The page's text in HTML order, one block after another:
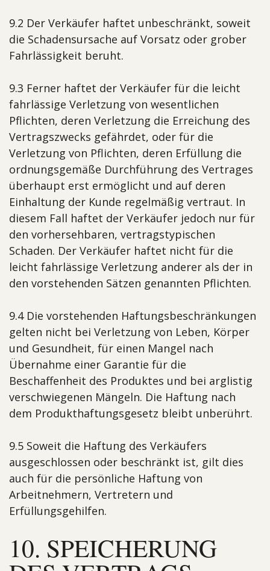
9.2 Der Verkäufer haftet unbeschränkt, soweit
die Schadensursache auf Vorsatz oder grober
Fahrlässigkeit beruht.
9.3 Ferner haftet der Verkäufer für die leicht
fahrlässige Verletzung von wesentlichen
Pflichten, deren Verletzung die Erreichung des
Vertragszwecks gefährdet, oder für die
Verletzung von Pflichten, deren Erfüllung die
ordnungsgemäße Durchführung des Vertrages
überhaupt erst ermöglicht und auf deren
Einhaltung der Kunde regelmäßig vertraut. In
diesem Fall haftet der Verkäufer jedoch nur für
den vorhersehbaren, vertragstypischen
Schaden. Der Verkäufer haftet nicht für die
leicht fahrlässige Verletzung anderer als der in
den vorstehenden Sätzen genannten Pflichten.
9.4 Die vorstehenden Haftungsbeschränkungen
gelten nicht bei Verletzung von Leben, Körper
und Gesundheit, für einen Mangel nach
Übernahme einer Garantie für die
Beschaffenheit des Produktes und bei arglistig
verschwiegenen Mängeln. Die Haftung nach
dem Produkthaftungsgesetz bleibt unberührt.
9.5 Soweit die Haftung des Verkäufers
ausgeschlossen oder beschränkt ist, gilt dies
auch für die persönliche Haftung von
Arbeitnehmern, Vertretern und
Erfüllungsgehilfen.
10. SPEICHERUNG